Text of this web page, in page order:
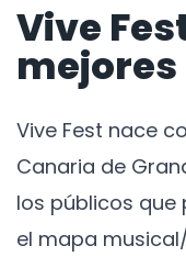
Vive
Vive Fest nace
Canaria de
los públicos que
el mapa